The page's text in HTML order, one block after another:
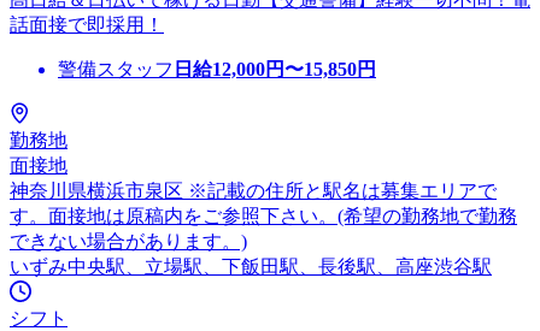
話面接で即採用！
警備スタッフ 日給12,000円〜15,850円
勤務地
面接地
神奈川県横浜市泉区 ※記載の住所と駅名は募集エリアで
す。面接地は原稿内をご参照下さい。(希望の勤務地で勤務
できない場合があります。)
いずみ中央駅、立場駅、下飯田駅、長後駅、高座渋谷駅
シフト